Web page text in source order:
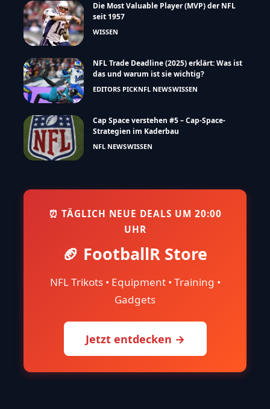
Die Most Valuable Player (MVP) der NFL
seit 1957
WISSEN
NFL Trade Deadline (2025) erklärt: Was ist
das und warum ist sie wichtig?
EDITORS PICKNFL NEWSWISSEN
Cap Space verstehen #5 – Cap-Space-
Strategien im Kaderbau
NFL NEWSWISSEN
⏰ TÄGLICH NEUE DEALS UM 20:00
UHR
🏈 FootballR Store
NFL Trikots • Equipment • Training •
Gadgets
Jetzt entdecken →